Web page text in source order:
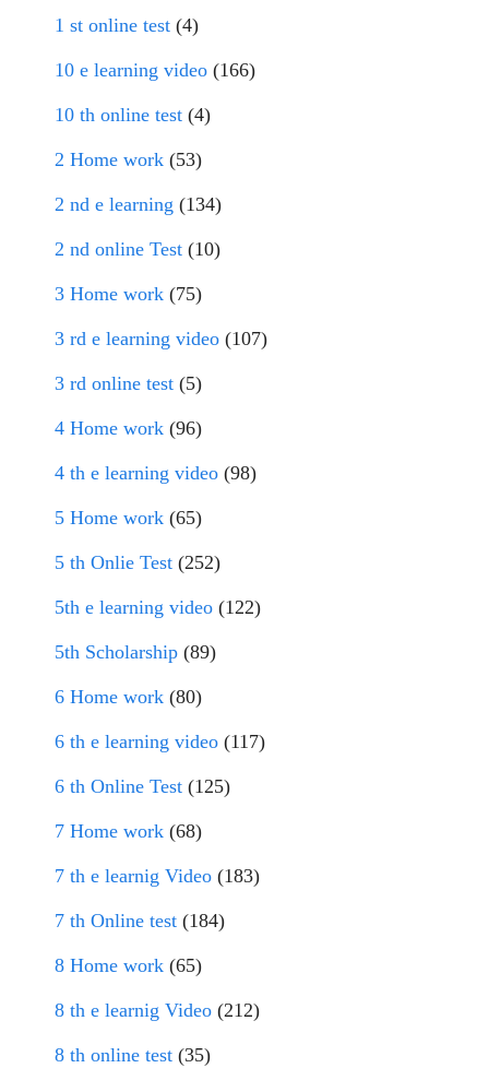
1 st online test (4)
10 e learning video (166)
10 th online test (4)
2 Home work (53)
2 nd e learning (134)
2 nd online Test (10)
3 Home work (75)
3 rd e learning video (107)
3 rd online test (5)
4 Home work (96)
4 th e learning video (98)
5 Home work (65)
5 th Onlie Test (252)
5th e learning video (122)
5th Scholarship (89)
6 Home work (80)
6 th e learning video (117)
6 th Online Test (125)
7 Home work (68)
7 th e learnig Video (183)
7 th Online test (184)
8 Home work (65)
8 th e learnig Video (212)
8 th online test (35)